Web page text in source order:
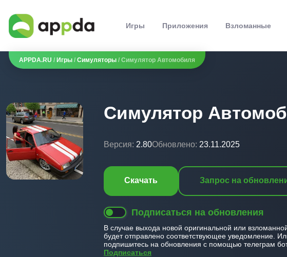
Игры Приложения Взломанные
APPDA.RU / Игры / Симуляторы / Симулятор Автомобиля
Симулятор
Версия: 2.80Обновлено: 23.11.2025
Скачать Запрос на
Подписаться на обновления
В случае выхода новой оригинальной или
будет отправлено соответствующее уведомление.
подпишитесь на обновления с помощью телеграм
Подписаться